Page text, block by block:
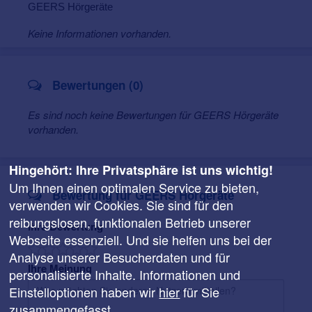
GEERS Hörgeräte
Keine Informationen vorhanden.
Bewertungen (0)
Es sind noch keine Bewertungen für GEERS Hörgeräte
vorhanden.
Bewertung für GEERS Hörgeräte
Ihre Bewertung
Ihre Meinung
Hingehört: Ihre Privatsphäre ist uns wichtig!
Um Ihnen einen optimalen Service zu bieten,
verwenden wir Cookies. Sie sind für den
reibungslosen, funktionalen Betrieb unserer
Webseite essenziell. Und sie helfen uns bei der
Analyse unserer Besucherdaten und für
personalisierte Inhalte. Informationen und
Einstelloptionen haben wir hierfür Sie